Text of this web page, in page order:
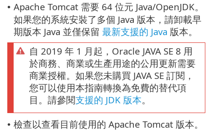
• Apache Tomcat 需要 64 位元 Java/OpenJDK。
如果您的系統安裝了多個 Java 版本，請卸載早
期版本 Java 並僅保留 最新支援的 Java 版本。
自 2019 年 1 月起，Oracle JAVA SE 8 用
於商務、商業或生產用途的公用更新需要
商業授權。如果您未購買 JAVA SE 訂閱，
您可以使用本指南轉換為免費的替代項
目。請參閱支援的 JDK 版本。
• 檢查以查看目前使用的 Apache Tomcat 版本。